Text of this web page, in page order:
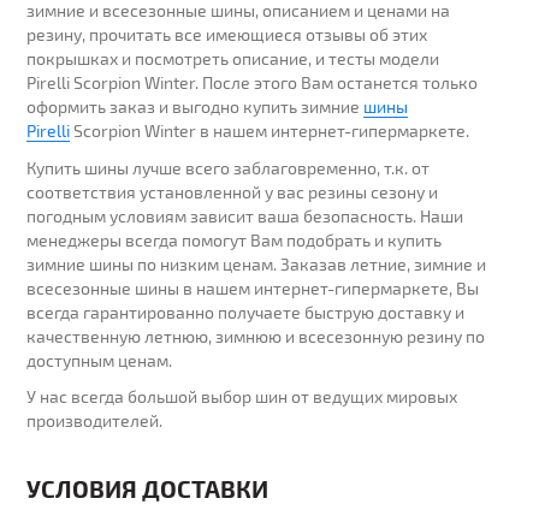
зимние и всесезонные шины, описанием и ценами на
резину, прочитать все имеющиеся отзывы об этих
покрышках и посмотреть описание, и тесты модели
Pirelli Scorpion Winter. После этого Вам останется только
оформить заказ и выгодно купить зимние шины
PirelliScorpion Winter в нашем интернет-гипермаркете.
Купить шины лучше всего заблаговременно, т.к. от
соответствия установленной у вас резины сезону и
погодным условиям зависит ваша безопасность. Наши
менеджеры всегда помогут Вам подобрать и купить
зимние шины по низким ценам. Заказав летние, зимние и
всесезонные шины в нашем интернет-гипермаркете, Вы
всегда гарантированно получаете быструю доставку и
качественную летнюю, зимнюю и всесезонную резину по
доступным ценам.
У нас всегда большой выбор шин от ведущих мировых
производителей.
УСЛОВИЯ ДОСТАВКИ